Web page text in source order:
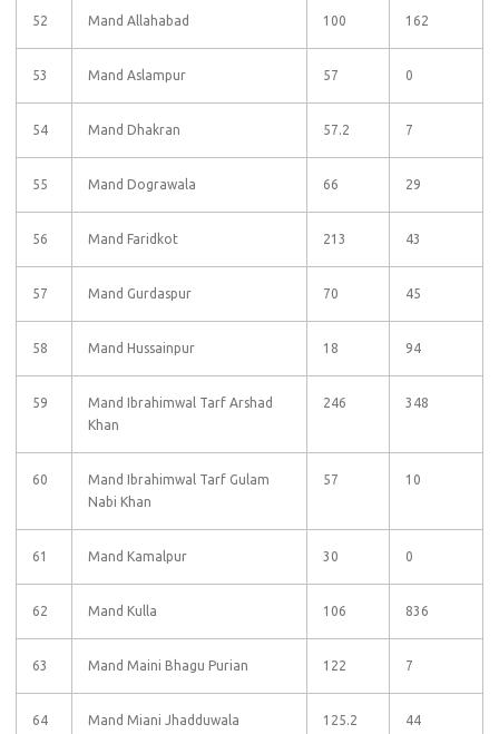
52 Mand Allahabad 100 162
53 Mand Aslampur 57 0
54 Mand Dhakran 57.2 7
55 Mand Dograwala 66 29
56 Mand Faridkot 213 43
57 Mand Gurdaspur 70 45
58 Mand Hussainpur 18 94
59
Mand Ibrahimwal Tarf Arshad
Khan
246 348
60
Mand Ibrahimwal Tarf Gulam
Nabi Khan
57 10
61 Mand Kamalpur 30 0
62 Mand Kulla 106 836
63 Mand Maini Bhagu Purian 122 7
64 Mand Miani Jhadduwala 125.2 44